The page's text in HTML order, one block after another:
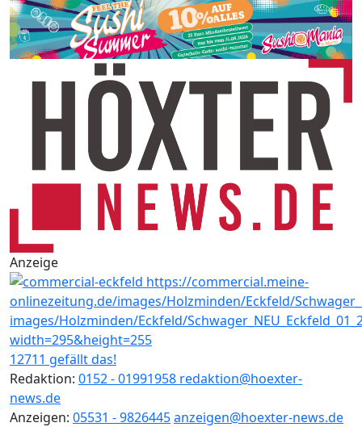
Anzeige
12711 gefällt das!
Redaktion: 0152 - 01991958 redaktion@hoexter-
news.de
Anzeigen: 05531 - 9826445anzeigen@hoexter-news.de